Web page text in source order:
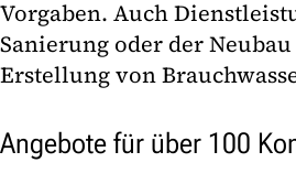
Vorgaben. Auch
Sanierung oder der
Erstellung von
Angebote für über 100